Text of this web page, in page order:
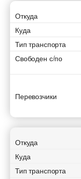
Откуда
Куда
Тип транспорта
Свободен с/по
Перевозчики
Откуда
Куда
Тип транспорта